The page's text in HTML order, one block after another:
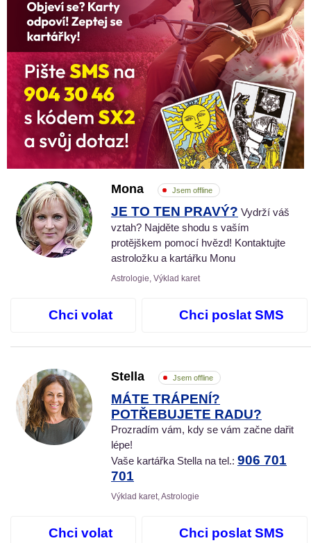
Mona Jsem offline
JE TO TEN PRAVÝ? Vydrží váš
vztah? Najděte shodu s vaším
protějškem pomocí hvězd! Kontaktujte
astroložku a kartářku Monu
Astrologie, Výklad karet
Chci volat Chci poslat SMS
Stella Jsem offline
MÁTE TRÁPENÍ?
POTŘEBUJETE RADU?
Prozradím vám, kdy se vám začne dařit
lépe!
Vaše kartářka Stella na tel.: 906 701
701
Výklad karet, Astrologie
Chci volat Chci poslat SMS